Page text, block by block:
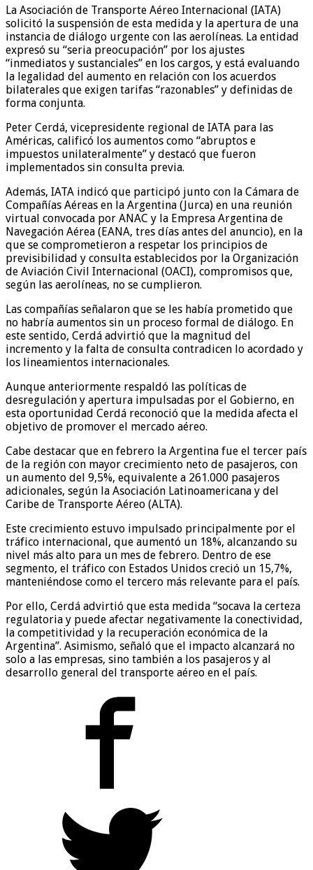
La Asociación de Transporte Aéreo Internacional (IATA)
solicitó la suspensión de esta medida y la apertura de una
instancia de diálogo urgente con las aerolíneas. La entidad
expresó su “seria preocupación” por los ajustes
“inmediatos y sustanciales” en los cargos, y está evaluando
la legalidad del aumento en relación con los acuerdos
bilaterales que exigen tarifas “razonables” y definidas de
forma conjunta.
Peter Cerdá, vicepresidente regional de IATA para las
Américas, calificó los aumentos como “abruptos e
impuestos unilateralmente” y destacó que fueron
implementados sin consulta previa.
Además, IATA indicó que participó junto con la Cámara de
Compañías Aéreas en la Argentina (Jurca) en una reunión
virtual convocada por ANAC y la Empresa Argentina de
Navegación Aérea (EANA, tres días antes del anuncio), en la
que se comprometieron a respetar los principios de
previsibilidad y consulta establecidos por la Organización
de Aviación Civil Internacional (OACI), compromisos que,
según las aerolíneas, no se cumplieron.
Las compañías señalaron que se les había prometido que
no habría aumentos sin un proceso formal de diálogo. En
este sentido, Cerdá advirtió que la magnitud del
incremento y la falta de consulta contradicen lo acordado y
los lineamientos internacionales.
Aunque anteriormente respaldó las políticas de
desregulación y apertura impulsadas por el Gobierno, en
esta oportunidad Cerdá reconoció que la medida afecta el
objetivo de promover el mercado aéreo.
Cabe destacar que en febrero la Argentina fue el tercer país
de la región con mayor crecimiento neto de pasajeros, con
un aumento del 9,5%, equivalente a 261.000 pasajeros
adicionales, según la Asociación Latinoamericana y del
Caribe de Transporte Aéreo (ALTA).
Este crecimiento estuvo impulsado principalmente por el
tráfico internacional, que aumentó un 18%, alcanzando su
nivel más alto para un mes de febrero. Dentro de ese
segmento, el tráfico con Estados Unidos creció un 15,7%,
manteniéndose como el tercero más relevante para el país.
Por ello, Cerdá advirtió que esta medida “socava la certeza
regulatoria y puede afectar negativamente la conectividad,
la competitividad y la recuperación económica de la
Argentina”. Asimismo, señaló que el impacto alcanzará no
solo a las empresas, sino también a los pasajeros y al
desarrollo general del transporte aéreo en el país.